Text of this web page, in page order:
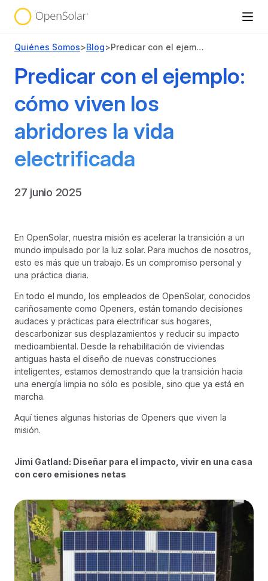
Quiénes Somos>Blog> Predicar con el ejemplo: cómo viven los abridores la vida electrificada
Predicar con el ejemplo:
cómo viven los
abridores la vida
electrificada
27 junio 2025
En OpenSolar, nuestra misión es acelerar la transición a un
mundo impulsado por la luz solar. Para muchos de nosotros,
esto es más que un trabajo. Es un compromiso personal y
una práctica diaria.
En todo el mundo, los empleados de OpenSolar, conocidos
cariñosamente como Openers, están tomando decisiones
audaces y prácticas para electrificar sus hogares,
descarbonizar sus desplazamientos y reducir su impacto
medioambiental. Desde la rehabilitación de viviendas
antiguas hasta el diseño de nuevas construcciones
inteligentes, estamos demostrando que la transición hacia
una energía limpia no sólo es posible, sino que ya está en
marcha.
Aquí tienes algunas historias de Openers que viven la
misión.
Jimi Gatland: Diseñar para el impacto, vivir en una casa
con cero emisiones netas